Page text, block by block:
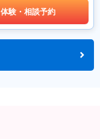
体験・相談予約